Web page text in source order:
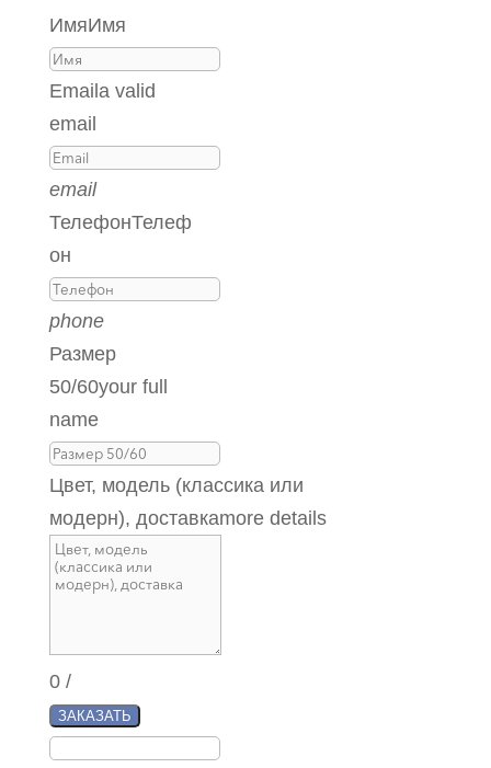
ИмяИмя
Email a valid
email
email
ТелефонТелеф
он
phone
Размер
50/60your full
name
Цвет, модель (классика или
модерн), доставкаmore details
0/
ЗАКАЗАТЬ